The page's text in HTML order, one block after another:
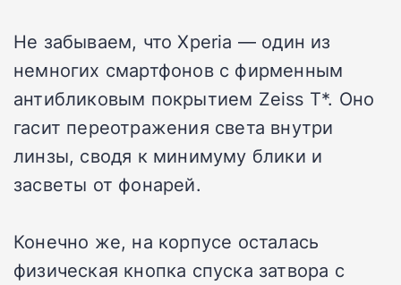
Не забываем, что Xperia — один из
немногих смартфонов с фирменным
антибликовым покрытием Zeiss T*. Оно
гасит переотражения света внутри
линзы, сводя к минимуму блики и
засветы от фонарей.
Конечно же, на корпусе осталась
физическая кнопка спуска затвора с